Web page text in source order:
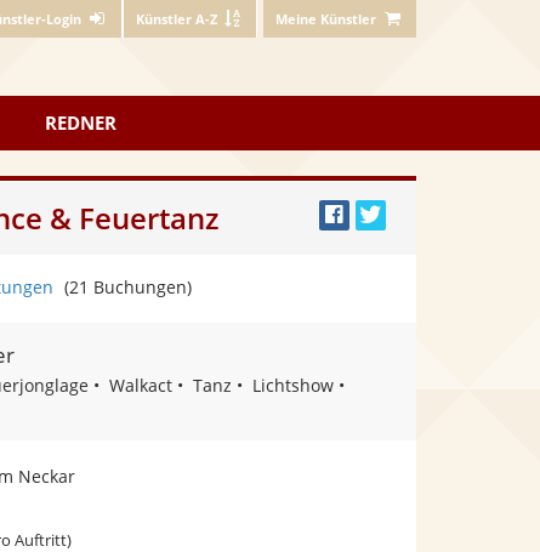
Login Künstler A-Z Meine Künstler
REDNER
& Feuertanz
(21 Buchungen)
Walkact Tanz
Lichtshow
Neckar
Auftritt)